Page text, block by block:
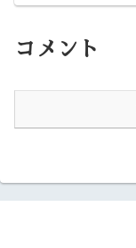
コメント